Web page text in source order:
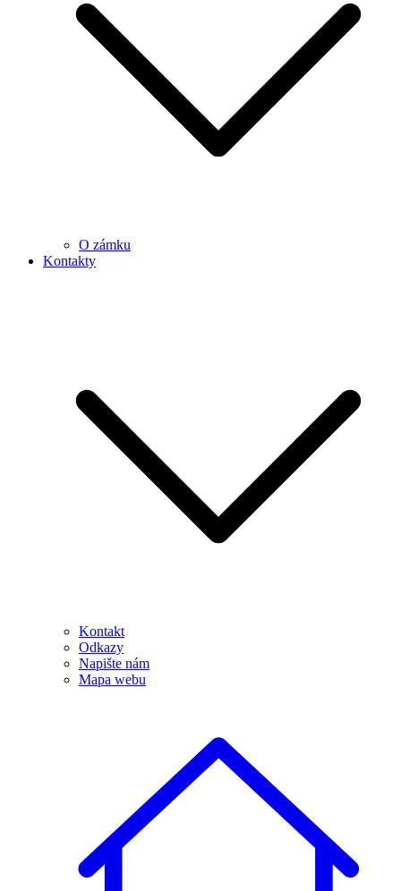
O zámku
Kontakty
Kontakt
Odkazy
Napište nám
Mapa webu